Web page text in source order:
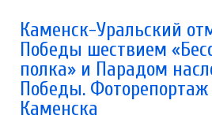
Каменск-Уральский
Победы шествием
полка» и Парадом
Победы. Фоторепортаж
Каменска